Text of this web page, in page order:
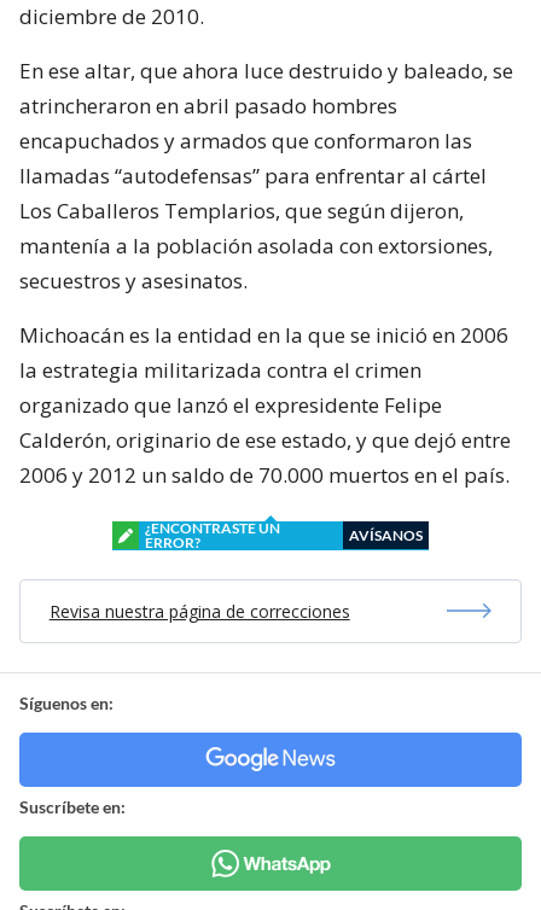
diciembre de 2010.
En ese altar, que ahora luce destruido y baleado, se
atrincheraron en abril pasado hombres
encapuchados y armados que conformaron las
llamadas “autodefensas” para enfrentar al cártel
Los Caballeros Templarios, que según dijeron,
mantenía a la población asolada con extorsiones,
secuestros y asesinatos.
Michoacán es la entidad en la que se inició en 2006
la estrategia militarizada contra el crimen
organizado que lanzó el expresidente Felipe
Calderón, originario de ese estado, y que dejó entre
2006 y 2012 un saldo de 70.000 muertos en el país.
¿ENCONTRASTE UN
ERROR?
AVÍSANOS
Revisa nuestra página de correcciones
Síguenos en:
Suscríbete en: